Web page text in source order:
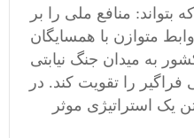
منافع ملی را بر
متوازن با همسایگان
به میدان جنگ نیابتی
را تقویت کند. در
یک استراتیژی موثر